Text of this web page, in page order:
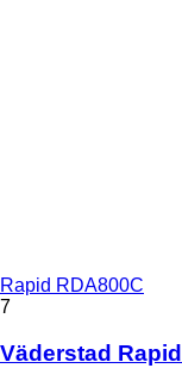
Rapid RDA800C
7
Väderstad